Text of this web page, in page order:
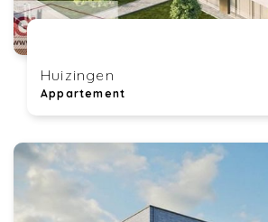
Huizingen
Appartement